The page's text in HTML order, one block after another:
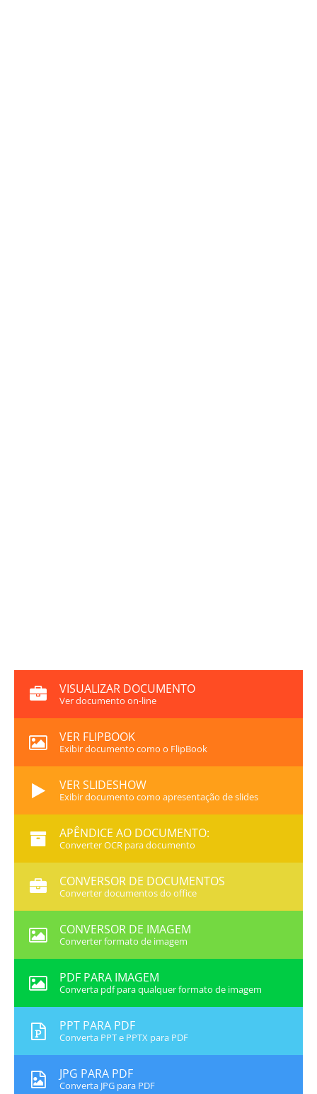
VISUALIZAR DOCUMENTO
Ver documento on-line
VER FLIPBOOK
Exibir documento como o FlipBook
VER SLIDESHOW
Exibir documento como apresentação de slides
APÊNDICE AO DOCUMENTO:
Converter OCR para documento
CONVERSOR DE DOCUMENTOS
Converter documentos do office
CONVERSOR DE IMAGEM
Converter formato de imagem
PDF PARA IMAGEM
Converta pdf para qualquer formato de imagem
PPT PARA PDF
Converta PPT e PPTX para PDF
JPG PARA PDF
Converta JPG para PDF